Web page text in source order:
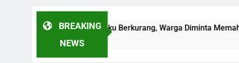
BREAKING
NEWS
Sumber Air Baku Berkurang, Warga Diminta Memahami